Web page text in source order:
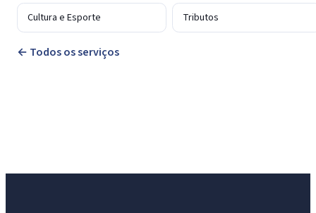
Cultura e Esporte Tributos
← Todos os serviços